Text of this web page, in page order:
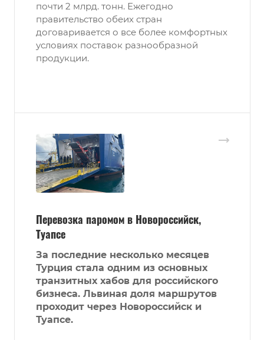
почти 2 млрд. тонн. Ежегодно
правительство обеих стран
договаривается о все более комфортных
условиях поставок разнообразной
продукции.
Перевозка паромом в Новороссийск,
Туапсе
За последние несколько месяцев
Турция стала одним из основных
транзитных хабов для российского
бизнеса. Львиная доля маршрутов
проходит через Новороссийск и
Туапсе.